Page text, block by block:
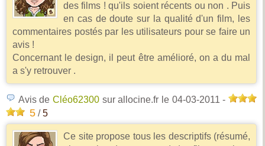
des films ! qu'ils soient récents ou non . Puis
en cas de doute sur la qualité d'un film, les
commentaires postés par les utilisateurs pour se faire un
avis !
Concernant le design, il peut être amélioré, on a du mal
a s'y retrouver .
Avis de Cléo62300 sur allocine.fr le 04-03-2011 -
5 /5
Ce site propose tous les descriptifs (résumé,